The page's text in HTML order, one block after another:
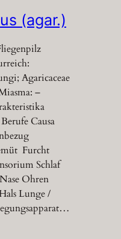
(agar.)
Agaricaceae
–
Causa
Furcht
Schlaf
Ohren
Lunge /